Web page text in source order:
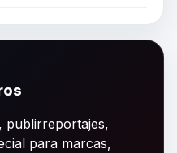
publirreportajes,
para marcas,